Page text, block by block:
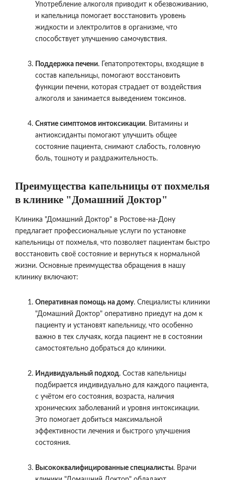
Употребление алкоголя приводит к обезвоживанию,
и капельница помогает восстановить уровень
жидкости и электролитов в организме, что
способствует улучшению самочувствия.
Поддержка печени. Гепатопротекторы, входящие в
состав капельницы, помогают восстановить
функции печени, которая страдает от воздействия
алкоголя и занимается выведением токсинов.
Снятие симптомов интоксикации. Витамины и
антиоксиданты помогают улучшить общее
состояние пациента, снимают слабость, головную
боль, тошноту и раздражительность.
Преимущества капельницы от похмелья
в клинике "Домашний Доктор"
Клиника "Домашний Доктор" в Ростове-на-Дону
предлагает профессиональные услуги по установке
капельницы от похмелья, что позволяет пациентам быстро
восстановить своё состояние и вернуться к нормальной
жизни. Основные преимущества обращения в нашу
клинику включают:
Оперативная помощь на дому. Специалисты клиники
"Домашний Доктор" оперативно приедут на дом к
пациенту и установят капельницу, что особенно
важно в тех случаях, когда пациент не в состоянии
самостоятельно добраться до клиники.
Индивидуальный подход. Состав капельницы
подбирается индивидуально для каждого пациента,
с учётом его состояния, возраста, наличия
хронических заболеваний и уровня интоксикации.
Это помогает добиться максимальной
эффективности лечения и быстрого улучшения
состояния.
Высококвалифицированные специалисты. Врачи